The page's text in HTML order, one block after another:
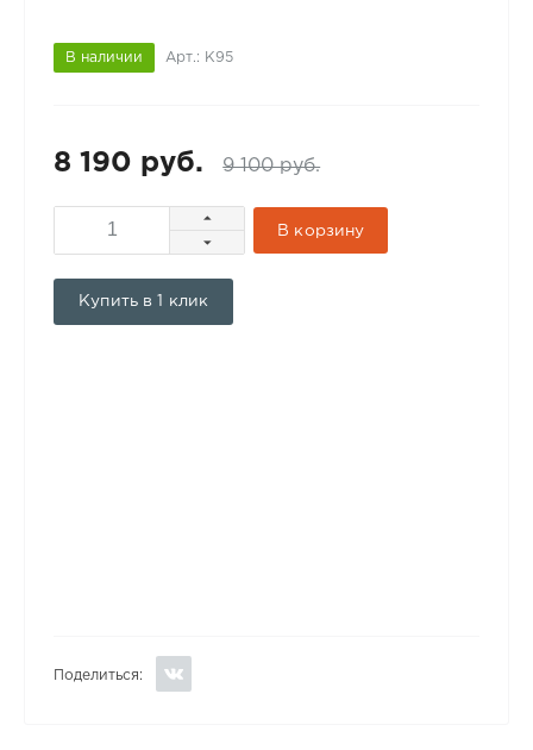
В наличии Арт.: К95
8 190 руб. 9 100 руб.
В корзину
Купить в 1 клик
Поделиться: